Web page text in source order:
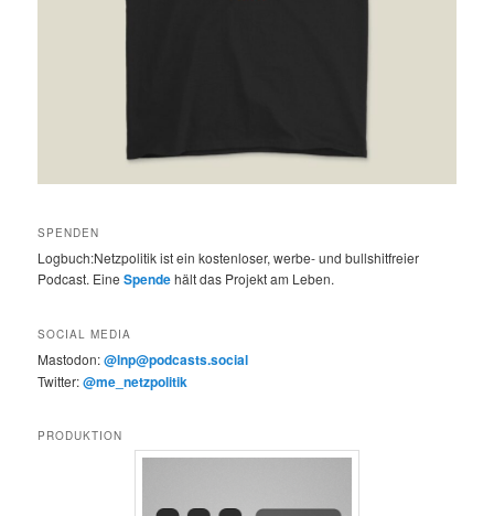
SPENDEN
Logbuch:Netzpolitik ist ein kostenloser, werbe- und bullshitfreier
Podcast. EineSpendehält das Projekt am Leben.
SOCIAL MEDIA
Mastodon:@lnp@podcasts.social
Twitter:@me_netzpolitik
PRODUKTION